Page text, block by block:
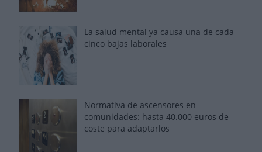
La salud mental ya causa una de cada
cinco bajas laborales
Normativa de ascensores en
comunidades: hasta 40.000 euros de
coste para adaptarlos